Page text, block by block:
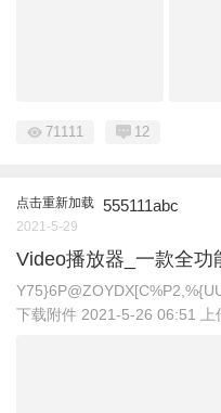
71111 12
点击重新加载 555111abc
2021-5-29
Video播放器_一款全功
下载附件 2021-5-26 06:51 上